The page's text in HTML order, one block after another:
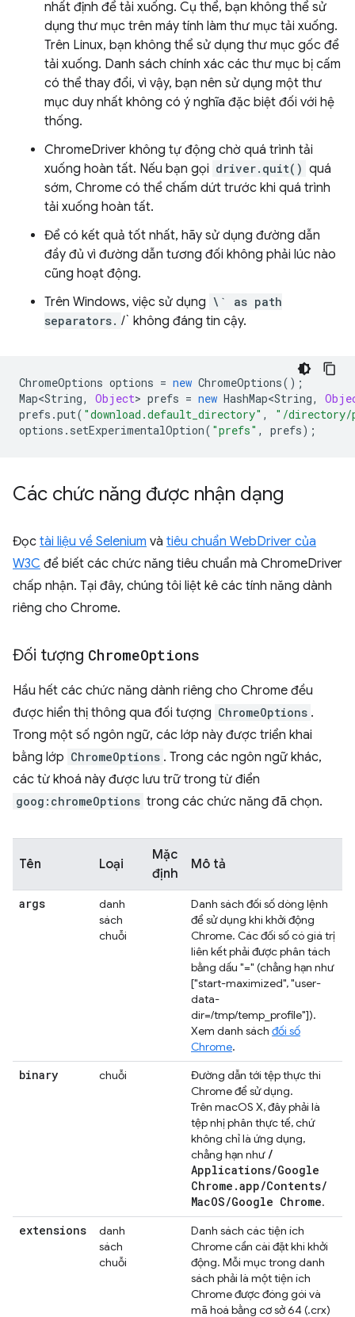
nhất định để tải xuống. Cụ thể, bạn không thể sử
dụng thư mục trên máy tính làm thư mục tải xuống.
Trên Linux, bạn không thể sử dụng thư mục gốc để
tải xuống. Danh sách chính xác các thư mục bị cấm
có thể thay đổi, vì vậy, bạn nên sử dụng một thư
mục duy nhất không có ý nghĩa đặc biệt đối với hệ
thống.
ChromeDriver không tự động chờ quá trình tải
xuống hoàn tất. Nếu bạn gọi driver.quit() quá
sớm, Chrome có thể chấm dứt trước khi quá trình
tải xuống hoàn tất.
Để có kết quả tốt nhất, hãy sử dụng đường dẫn
đầy đủ vì đường dẫn tương đối không phải lúc nào
cũng hoạt động.
Trên Windows, việc sử dụng \` as path
separators. /` không đáng tin cậy.
ChromeOptions options = new ChromeOptions();
Map<String, Object> prefs = new HashMap<String,
prefs .put( "download.default_directory" ,
"/directory/
options . setExperimentalOption( "prefs" , prefs);
Các chức năng được nhận dạng
Đọc tài liệu về Selenium và tiêu chuẩn WebDriver của
W3C để biết các chức năng tiêu chuẩn mà ChromeDriver
chấp nhận. Tại đây, chúng tôi liệt kê các tính năng dành
riêng cho Chrome.
Đối tượng ChromeOptions
Hầu hết các chức năng dành riêng cho Chrome đều
được hiển thị thông qua đối tượng ChromeOptions .
Trong một số ngôn ngữ, các lớp này được triển khai
bằng lớp ChromeOptions . Trong các ngôn ngữ khác,
các từ khoá này được lưu trữ trong từ điển
goog:chromeOptions trong các chức năng đã chọn.
Tên Loại
Mặc
định
Mô tả
args
danh
sách
chuỗi
Danh sách đối số dòng lệnh
để sử dụng khi khởi động
Chrome. Các đối số có giá trị
liên kết phải được phân tách
bằng dấu "=" (chẳng hạn như
["start-maximized", "user-
data-
dir=/tmp/temp_profile"]).
Xem danh sách đối số
Chrome.
binary chuỗi
Đường dẫn tới tệp thực thi
Chrome để sử dụng.
Trên macOS X, đây phải là
tệp nhị phân thực tế, chứ
không chỉ là ứng dụng,
chẳng hạn như /
Applications/Google
Chrome .app/Contents/
MacOS/Google Chrome.
extensions
danh
sách
chuỗi
Danh sách các tiện ích
Chrome cần cài đặt khi khởi
động. Mỗi mục trong danh
sách phải là một tiện ích
Chrome được đóng gói và
mã hoá bằng cơ sở 64 (.crx)